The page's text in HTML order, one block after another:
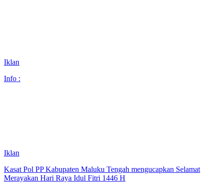
Iklan
Info :
Iklan
Kasat Pol PP Kabupaten Maluku Tengah mengucapkan Selamat
Merayakan Hari Raya Idul Fitri 1446 H